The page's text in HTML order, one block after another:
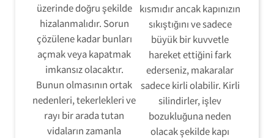
üzerinde doğru şekilde
hizalanmalıdır. Sorun
çözülene kadar bunları
açmak veya kapatmak
imkansız olacaktır.
Bunun olmasının ortak
nedenleri, tekerlekleri ve
rayı bir arada tutan
vidaların zamanla
kısmıdır ancak kapınızın
sıkıştığını ve sadece
büyük bir kuvvetle
hareket ettiğini fark
ederseniz, makaralar
sadece kirli olabilir. Kirli
silindirler, işlev
bozukluğuna neden
olacak şekilde kapı